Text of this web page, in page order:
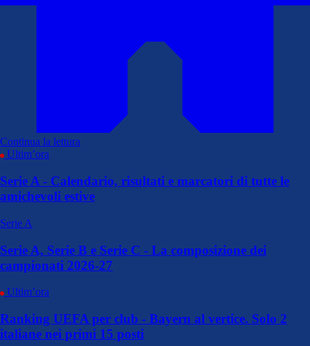
Continua la lettura
Ultim’ora
Serie A - Calendario, risultati e marcatori di tutte le
amichevoli estive
Serie A
Serie A, Serie B e Serie C - La composizione dei
campionati 2026-27
Ultim’ora
Ranking UEFA per club - Bayern al vertice. Solo 2
italiane nei primi 15 posti